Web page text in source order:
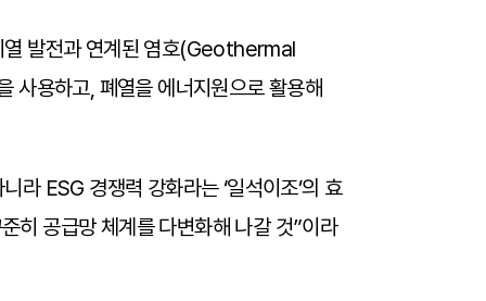
열 발전과 연계된 염호(Geothermal
용하고, 폐열을 에너지원으로 활용해
라 ESG 경쟁력 강화라는 ‘일석이조’의 효
히 공급망 체계를 다변화해 나갈 것”이라